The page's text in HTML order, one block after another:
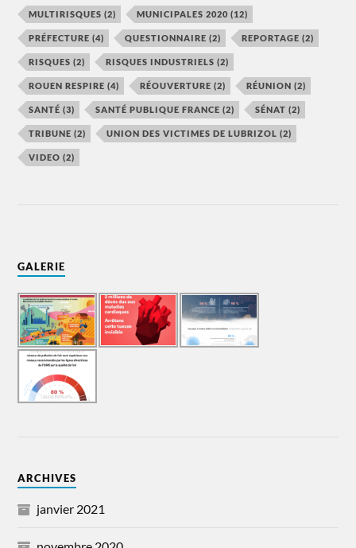
MULTIRISQUES (2) MUNICIPALES 2020 (12)
PRÉFECTURE (4) QUESTIONNAIRE (2) REPORTAGE (2)
RISQUES (2) RISQUES INDUSTRIELS (2)
ROUEN RESPIRE (4) RÉOUVERTURE (2) RÉUNION (2)
SANTÉ (3) SANTÉ PUBLIQUE FRANCE (2) SÉNAT (2)
TRIBUNE (2) UNION DES VICTIMES DE LUBRIZOL (2)
VIDEO (2)
GALERIE
ARCHIVES
janvier 2021